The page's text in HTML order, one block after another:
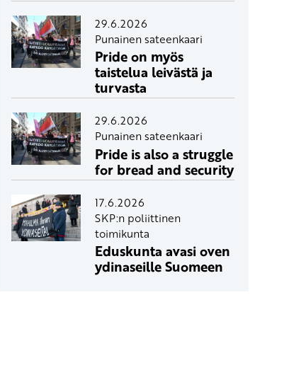
29.6.2026
Punainen sateenkaari
Pride on myös
taistelua leivästä ja
turvasta
29.6.2026
Punainen sateenkaari
Pride is also a struggle
for bread and security
17.6.2026
SKP:n poliittinen
toimikunta
Eduskunta avasi oven
ydinaseille Suomeen